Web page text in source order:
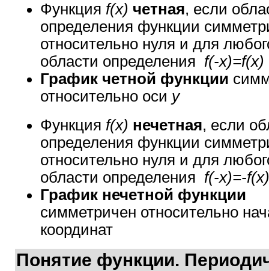
Функция f(x) четная, если
определения функции
относительно нуля и для
области определения f(-x)=f(x)
График четной функции
относительно оси y
Функция f(x) нечетная, если
определения функции
относительно нуля и для
области определения f(-x)=-f(x)
График нечетной функции
симметричен относительно
координат
Понятие функции.